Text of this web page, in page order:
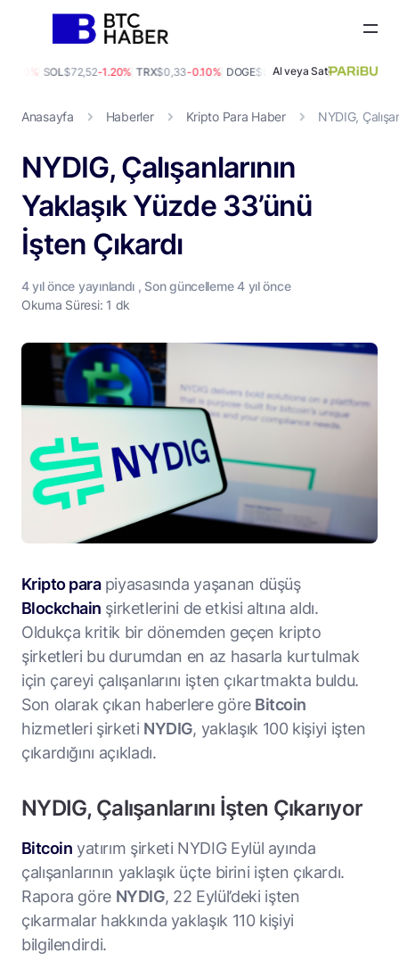
SOL$72,52-1.20% TRX$0,33-0.10% DOGE$0,07-0.80% ADA$0,205.10%
Al veya Sat
Anasayfa Haberler Kripto Para Haber NYDIG,
NYDIG, Çalışanlarının
Yaklaşık Yüzde 33’ünü
İşten Çıkardı
4 yılönce yayınlandı , Son güncelleme4 yılönce
Okuma Süresi: 1 dk
Kripto parapiyasasında yaşanan düşüş
Blockchain şirketlerini de etkisi altına aldı.
Oldukça kritik bir dönemden geçen kripto
şirketleri bu durumdan en az hasarla kurtulmak
için çareyi çalışanlarını işten çıkartmakta buldu.
Son olarak çıkan haberlere göreBitcoin
hizmetleri şirketiNYDIG, yaklaşık 100 kişiyi işten
çıkardığını açıkladı.
NYDIG, Çalışanlarını İşten Çıkarıyor
Bitcoinyatırım şirketi NYDIG Eylül ayında
çalışanlarının yaklaşık üçte birini işten çıkardı.
Rapora göre NYDIG, 22 Eylül’deki işten
çıkarmalar hakkında yaklaşık 110 kişiyi
bilgilendirdi.